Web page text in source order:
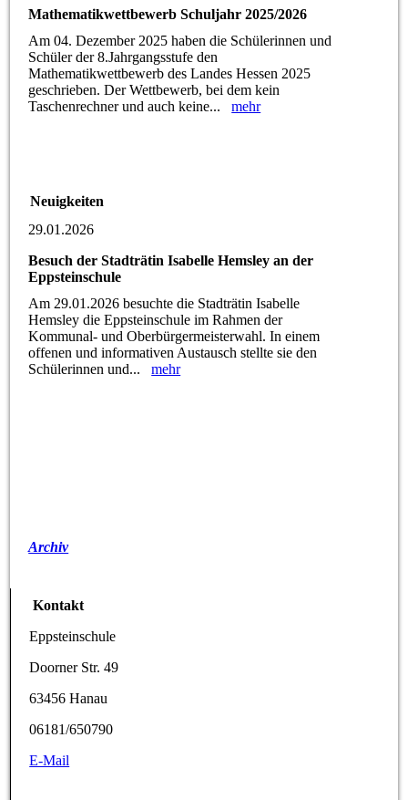
Mathematikwettbewerb Schuljahr 2025/2026
Am 04. Dezember 2025 haben die Schülerinnen und
Schüler der 8.Jahrgangsstufe den
Mathematikwettbewerb des Landes Hessen 2025
geschrieben. Der Wettbewerb, bei dem kein
Taschenrechner und auch keine...mehr
Neuigkeiten
29.01.2026
Besuch der Stadträtin Isabelle Hemsley an der
Eppsteinschule
Am 29.01.2026 besuchte die Stadträtin Isabelle
Hemsley die Eppsteinschule im Rahmen der
Kommunal- und Oberbürgermeisterwahl. In einem
offenen und informativen Austausch stellte sie den
Schülerinnen und...mehr
Archiv
Kontakt
Eppsteinschule
Doorner Str. 49
63456 Hanau
06181/650790
E-Mail